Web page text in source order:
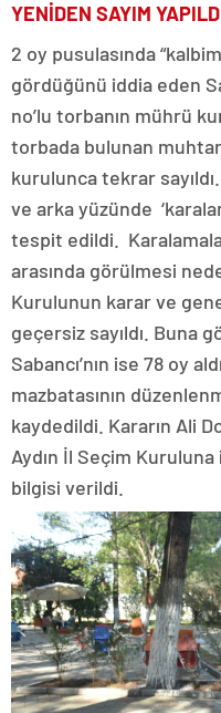
YENİDEN SAYIM
2 oy pusulasında
gördüğünü iddia eden
no’lu torbanın mührü
torbada bulunan
kurulunca tekrar
ve arka yüzünde
tespit edildi.
arasında görülmesi
Kurulunun karar ve
geçersiz sayıldı. Buna
Sabancı’nın ise 78 oy
mazbatasının
kaydedildi. Kararın Ali
Aydın İl Seçim
bilgisi verildi.